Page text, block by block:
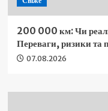
200 000 км: Чи
Переваги, ризики та
07.08.2026